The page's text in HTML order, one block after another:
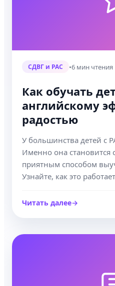
СДВГ и РАС •6 мин чтения
Как обучать
английскому
радостью
У большинства детей с
Именно она
приятным способом
Узнайте, как это
Читать далее